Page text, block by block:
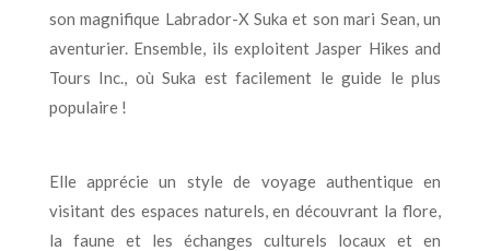
son magnifique Labrador-X Suka et son mari Sean, un
aventurier. Ensemble, ils exploitent Jasper Hikes and
Tours Inc., où Suka est facilement le guide le plus
populaire !
Elle apprécie un style de voyage authentique en
visitant des espaces naturels, en découvrant la flore,
la faune et les échanges culturels locaux et en